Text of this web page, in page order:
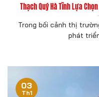
Thạch Quý Hà Tĩnh Lựa
Trong bối cảnh thị
phát
03
Th1